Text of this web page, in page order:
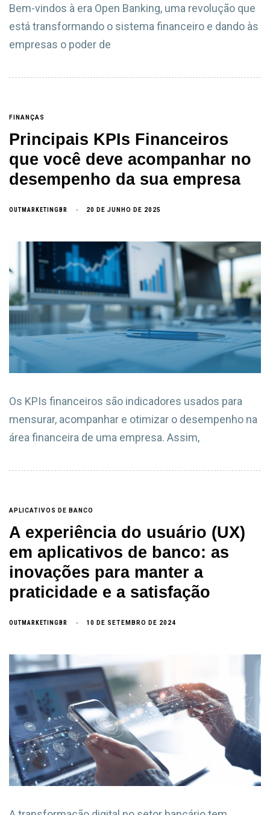
Bem-vindos à era Open Banking, uma revolução que
está transformando o sistema financeiro e dando às
empresas o poder de
FINANÇAS
Principais KPIs Financeiros
que você deve acompanhar no
desempenho da sua empresa
OUTMARKETINGBR 20 DE JUNHO DE 2025
Os KPIs financeiros são indicadores usados para
mensurar, acompanhar e otimizar o desempenho na
área financeira de uma empresa. Assim,
APLICATIVOS DE BANCO
A experiência do usuário (UX)
em aplicativos de banco: as
inovações para manter a
praticidade e a satisfação
OUTMARKETINGBR 10 DE SETEMBRO DE 2024